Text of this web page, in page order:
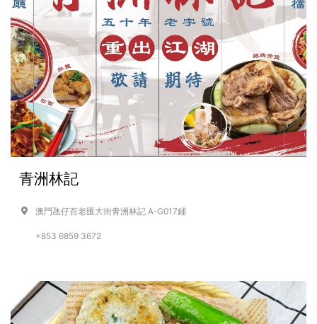
青洲林記
澳門氹仔百老匯大街青洲林記 A-G017鋪
+853 6859 3672